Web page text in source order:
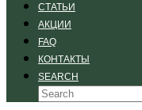
СТАТЬИ
АКЦИИ
FAQ
КОНТАКТЫ
SEARCH
Search